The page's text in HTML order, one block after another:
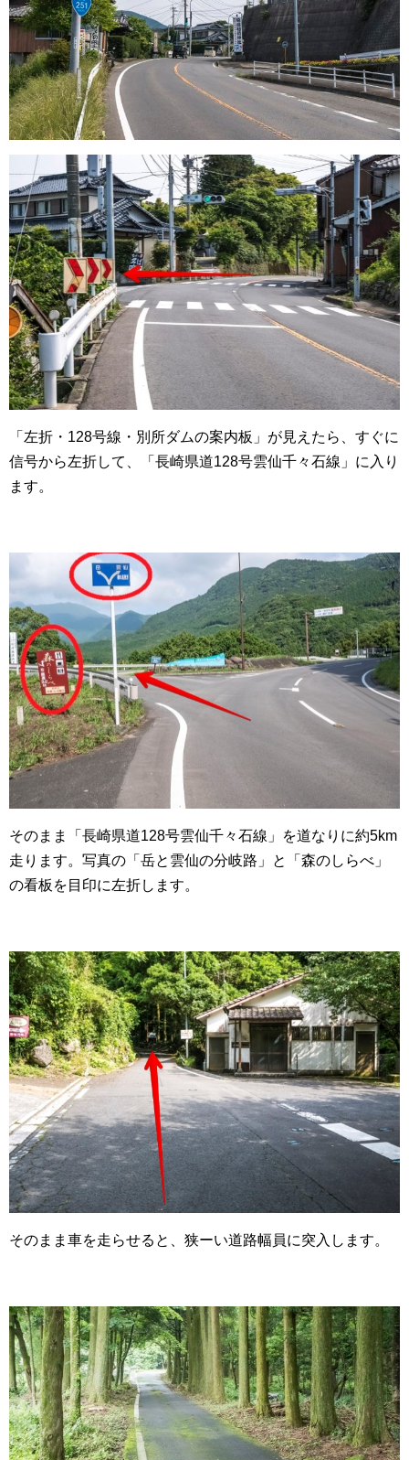
「左折・128号線・別所ダムの案内板」が見えたら、すぐに
信号から左折して、「長崎県道128号雲仙千々石線」に入り
ます。
そのまま「長崎県道128号雲仙千々石線」を道なりに約5km
走ります。写真の「岳と雲仙の分岐路」と「森のしらべ」
の看板を目印に左折します。
そのまま車を走らせると、狭ーい道路幅員に突入します。